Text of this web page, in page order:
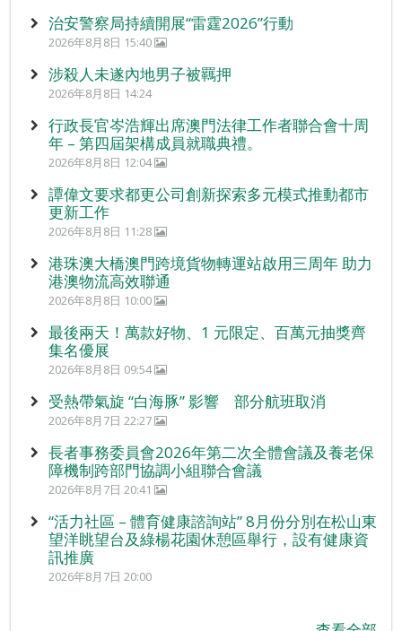
治安警察局持續開展“雷霆2026”行動
2026年8月8日 15:40
涉殺人未遂內地男子被羈押
2026年8月8日 14:24
行政長官岑浩輝出席澳門法律工作者聯合會十周
年 – 第四屆架構成員就職典禮。
2026年8月8日 12:04
譚偉文要求都更公司創新探索多元模式推動都市
更新工作
2026年8月8日 11:28
港珠澳大橋澳門跨境貨物轉運站啟用三周年 助力
港澳物流高效聯通
2026年8月8日 10:00
最後兩天！萬款好物、1 元限定、百萬元抽獎齊
集名優展
2026年8月8日 09:54
受熱帶氣旋 “白海豚” 影響 部分航班取消
2026年8月7日 22:27
長者事務委員會2026年第二次全體會議及養老保
障機制跨部門協調小組聯合會議
2026年8月7日 20:41
“活力社區 – 體育健康諮詢站” 8月份分別在松山東
望洋眺望台及綠楊花園休憩區舉行，設有健康資
訊推廣
2026年8月7日 20:00